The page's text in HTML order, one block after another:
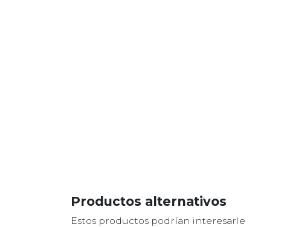
Productos alternativos
Estos productos podrían interesarle